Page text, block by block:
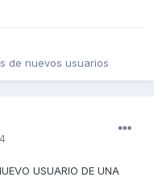
de nuevos usuarios
USUARIO DE UNA